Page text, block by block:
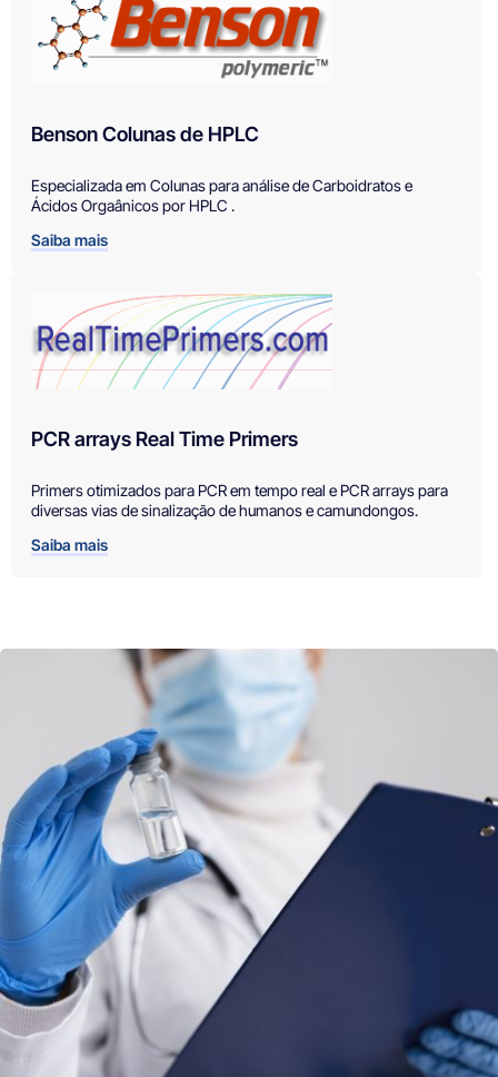
Benson Colunas de HPLC
Especializada em Colunas para análise de Carboidratos e
Ácidos Orgaânicos por HPLC .
Saiba mais
PCR arrays Real Time Primers
Primers otimizados para PCR em tempo real e PCR arrays para
diversas vias de sinalização de humanos e camundongos.
Saiba mais